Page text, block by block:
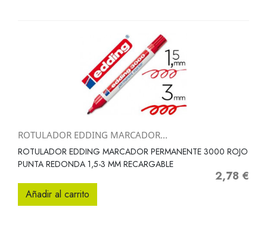
ROTULADOR EDDING MARCADOR...
ROTULADOR EDDING MARCADOR PERMANENTE 3000 ROJO
PUNTA REDONDA 1,5-3 MM RECARGABLE
Precio
2,78 €
Añadir al carrito